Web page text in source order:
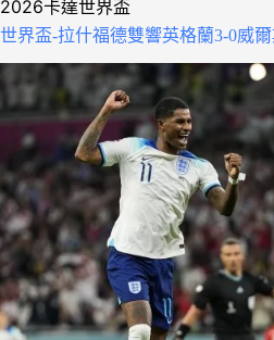
2026卡達世界盃
世界盃-拉什福德雙響英格蘭3-0威